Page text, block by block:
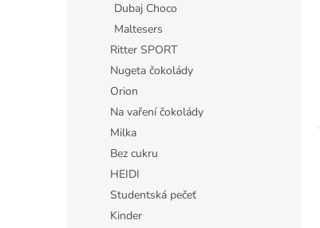
Dubaj Choco
Maltesers
Ritter SPORT
Nugeta čokolády
Orion
Na vaření čokolády
Milka
Bez cukru
HEIDI
Studentská pečeť
Kinder